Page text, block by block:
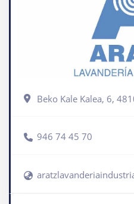
Beko Kale Kalea, 6,
946 74 45 70